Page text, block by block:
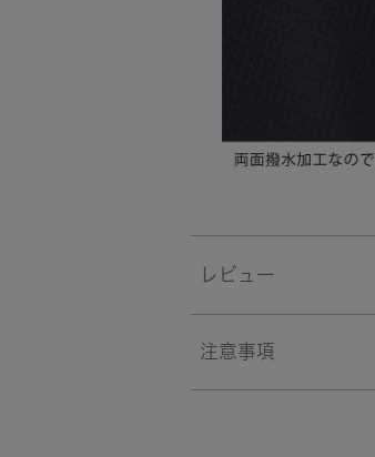
レビュー
注意事項